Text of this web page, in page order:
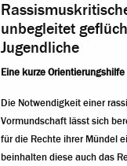
unbegleitet
Jugendliche
Eine kurze
Die Notwendigkeit einer
Vormundschaft lässt sich
für die Rechte ihrer Mündel
beinhalten diese auch das